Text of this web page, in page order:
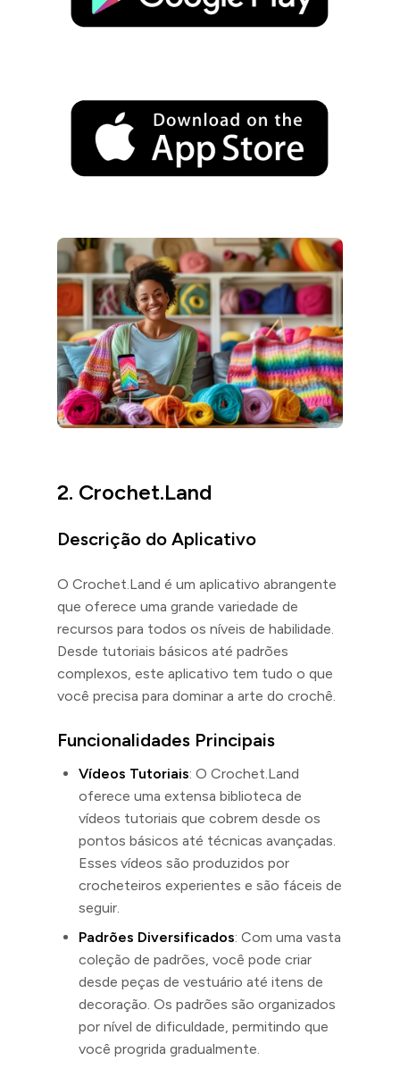
2. Crochet.Land
Descrição do Aplicativo
O Crochet.Land é um aplicativo abrangente
que oferece uma grande variedade de
recursos para todos os níveis de habilidade.
Desde tutoriais básicos até padrões
complexos, este aplicativo tem tudo o que
você precisa para dominar a arte do crochê.
Funcionalidades Principais
Vídeos Tutoriais: O Crochet.Land
oferece uma extensa biblioteca de
vídeos tutoriais que cobrem desde os
pontos básicos até técnicas avançadas.
Esses vídeos são produzidos por
crocheteiros experientes e são fáceis de
seguir.
Padrões Diversificados: Com uma vasta
coleção de padrões, você pode criar
desde peças de vestuário até itens de
decoração. Os padrões são organizados
por nível de dificuldade, permitindo que
você progrida gradualmente.